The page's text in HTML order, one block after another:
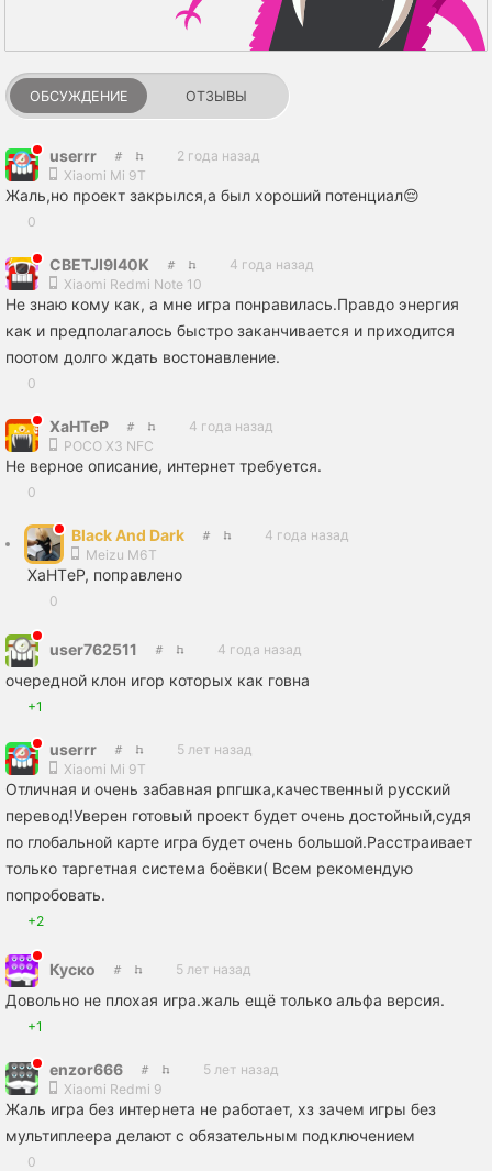
ОБСУЖДЕНИЕ ОТЗЫВЫ
userrr
2 года назад
Xiaomi Mi 9T
Жаль,но проект закрылся,а был хороший потенциал😔
0
CBETJI9I40K
4 года назад
Xiaomi Redmi Note 10
Не знаю кому как, а мне игра понравилась.Правдо энергия
как и предполагалось быстро заканчивается и приходится
поотом долго ждать востонавление.
0
XaHTеP
4 года назад
POCO X3 NFC
Не верное описание, интернет требуется.
0
Black And Dark
4 года назад
Meizu M6T
XaHTеP, поправлено
0
user762511 4 года назад
очередной клон игор которых как говна
+1
userrr
5 лет назад
Xiaomi Mi 9T
Отличная и очень забавная рпгшка,качественный русский
перевод!Уверен готовый проект будет очень достойный,судя
по глобальной карте игра будет очень большой.Расстраивает
только таргетная система боёвки( Всем рекомендую
попробовать.
+2
Куско 5 лет назад
Довольно не плохая игра.жаль ещё только альфа версия.
+1
enzor666
5 лет назад
Xiaomi Redmi 9
Жаль игра без интернета не работает, хз зачем игры без
мультиплеера делают с обязательным подключением
0